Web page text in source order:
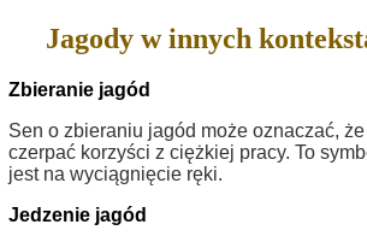
Jagody w innych
Zbieranie jagód
Sen o zbieraniu jagód może oznaczać,
czerpać korzyści z ciężkiej pracy. To
jest na wyciągnięcie ręki.
Jedzenie jagód